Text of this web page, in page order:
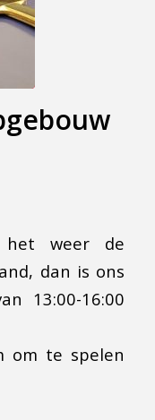
het weer de
dan is ons
13:00-16:00
om te spelen